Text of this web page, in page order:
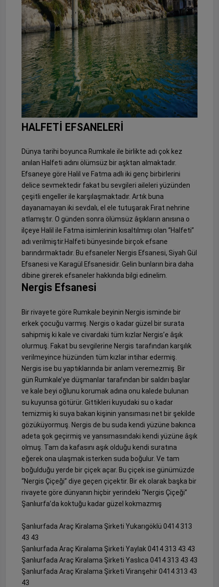
HALFETİ EFSANELERİ
Dünya tarihi boyunca Rumkale ile birlikte adı çok kez
anılan Halfeti adını ölümsüz bir aşktan almaktadır.
Efsaneye göre Halil ve Fatma adlı iki genç birbirlerini
delice sevmektedir fakat bu sevgileri aileleri yüzünden
çeşitli engeller ile karşılaşmaktadır. Artık buna
dayanamayan iki sevdalı, el ele tutuşarak Fırat nehrine
atlamıştır. O günden sonra ölümsüz âşıkların anısına o
ilçeye Halil ile Fatma isimlerinin kısaltılmışı olan “Halfeti”
adı verilmiştir.Halfeti bünyesinde birçok efsane
barındırmaktadır. Bu efsaneler Nergis Efsanesi, Siyah Gül
Efsanesi ve Karagül Efsanesidir. Gelin bunların bira daha
dibine girerek efsaneler hakkında bilgi edinelim.
Nergis Efsanesi
Bir rivayete göre Rumkale beyinin Nergis isminde bir
erkek çocuğu varmış. Nergis o kadar güzel bir surata
sahipmiş ki kale ve civardaki tüm kızlar Nergis’e âşık
olurmuş. Fakat bu sevgilerine Nergis tarafından karşılık
verilmeyince hüzünden tüm kızlar intihar edermiş.
Nergis ise bu yaptıklarında bir anlam veremezmiş. Bir
gün Rumkale’ye düşmanlar tarafından bir saldırı başlar
ve kale beyi oğlunu korumak adına onu kalede bulunan
su kuyunsa götürür. Gittikleri kuyudaki su o kadar
temizmiş ki suya bakan kişinin yansıması net bir şekilde
gözüküyormuş. Nergis de bu suda kendi yüzüne bakınca
adeta şok geçirmiş ve yansımasındaki kendi yüzüne âşık
olmuş. Tam da kafasını aşık olduğu kendi suratına
eğerek ona ulaşmak isterken suda boğulur. Ve tam
boğulduğu yerde bir çiçek açar. Bu çiçek ise günümüzde
“Nergis Çiçeği” diye geçen çiçektir. Bir ek olarak başka bir
rivayete göre dünyanın hiçbir yerindeki “Nergis Çiçeği”
Şanlıurfa’da koktuğu kadar güzel kokmazmış
Şanlıurfada Araç Kiralama Şirketi Yukarıgöklü 0414 313
43 43
Şanlıurfada Araç Kiralama Şirketi Yaylak 0414 313 43 43
Şanlıurfada Araç Kiralama Şirketi Yaslıca 0414 313 43 43
Şanlıurfada Araç Kiralama Şirketi Viranşehir 0414 313 43
43